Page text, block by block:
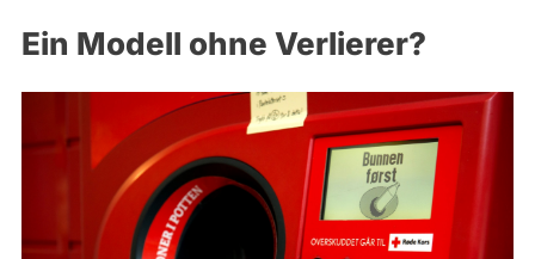
Ein Modell ohne Verlierer?